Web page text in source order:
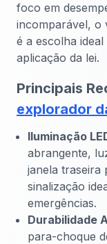
foco em
incomparável, o
é a escolha
aplicação da lei.
Principais
explorador
Iluminação
abrangente,
janela traseira
sinalização
emergências.
Durabilidade
para-choque